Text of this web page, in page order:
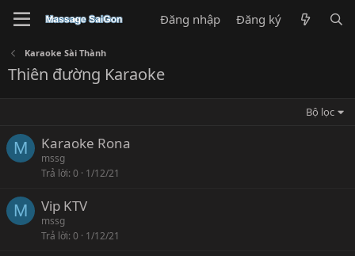
Đăng nhập Đăng ký
Karaoke Sài Thành
Thiên đường Karaoke
Bộ lọc
M Karaoke Rona
mssg
Trả lời 0 1/12/21
M Vip KTV
mssg
Trả lời 0 1/12/21